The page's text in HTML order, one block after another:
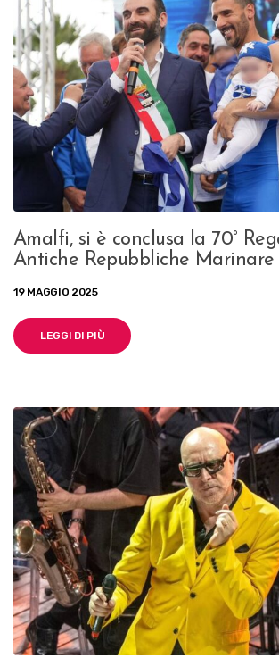
Amalfi, si è conclusa la 70°
Antiche Repubbliche Marinare
19 MAGGIO 2025
LEGGI DI PIÙ